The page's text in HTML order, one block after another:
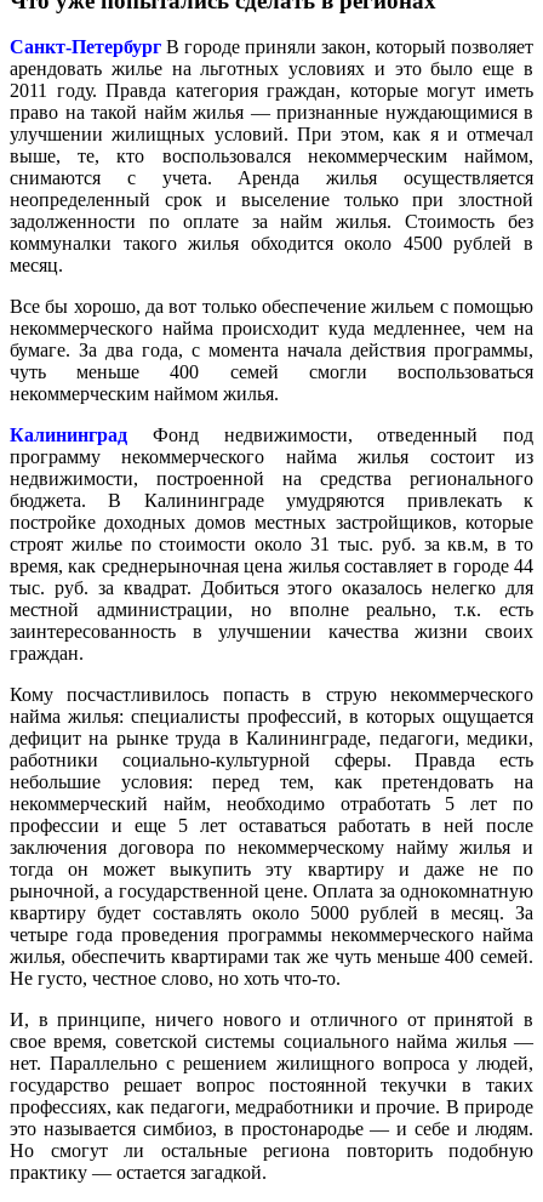
Санкт-Петербург В городе приняли закон, который позволяет
арендовать жилье на льготных условиях и это было еще в
2011 году. Правда категория граждан, которые могут иметь
право на такой найм жилья — признанные нуждающимися в
улучшении жилищных условий. При этом, как я и отмечал
выше, те, кто воспользовался некоммерческим наймом,
снимаются с учета. Аренда жилья осуществляется
неопределенный срок и выселение только при злостной
задолженности по оплате за найм жилья. Стоимость без
коммуналки такого жилья обходится около 4500 рублей в
месяц.
Все бы хорошо, да вот только обеспечение жильем с помощью
некоммерческого найма происходит куда медленнее, чем на
бумаге. За два года, с момента начала действия программы,
чуть меньше 400 семей смогли воспользоваться
некоммерческим наймом жилья.
Калининград Фонд недвижимости, отведенный под
программу некоммерческого найма жилья состоит из
недвижимости, построенной на средства регионального
бюджета. В Калининграде умудряются привлекать к
постройке доходных домов местных застройщиков, которые
строят жилье по стоимости около 31 тыс. руб. за кв.м, в то
время, как среднерыночная цена жилья составляет в городе 44
тыс. руб. за квадрат. Добиться этого оказалось нелегко для
местной администрации, но вполне реально, т.к. есть
заинтересованность в улучшении качества жизни своих
граждан.
Кому посчастливилось попасть в струю некоммерческого
найма жилья: специалисты профессий, в которых ощущается
дефицит на рынке труда в Калининграде, педагоги, медики,
работники социально-культурной сферы. Правда есть
небольшие условия: перед тем, как претендовать на
некоммерческий найм, необходимо отработать 5 лет по
профессии и еще 5 лет оставаться работать в ней после
заключения договора по некоммерческому найму жилья и
тогда он может выкупить эту квартиру и даже не по
рыночной, а государственной цене. Оплата за однокомнатную
квартиру будет составлять около 5000 рублей в месяц. За
четыре года проведения программы некоммерческого найма
жилья, обеспечить квартирами так же чуть меньше 400 семей.
Не густо, честное слово, но хоть что-то.
И, в принципе, ничего нового и отличного от принятой в
свое время, советской системы социального найма жилья —
нет. Параллельно с решением жилищного вопроса у людей,
государство решает вопрос постоянной текучки в таких
профессиях, как педагоги, медработники и прочие. В природе
это называется симбиоз, в простонародье — и себе и людям.
Но смогут ли остальные региона повторить подобную
практику — остается загадкой.